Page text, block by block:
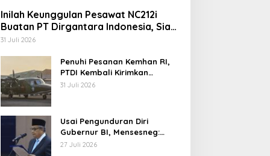
Inilah Keunggulan Pesawat NC212i
Buatan PT Dirgantara Indonesia, Siap
Dukung Berbagai Operasi TNI
31 Juli 2026
Penuhi Pesanan Kemhan RI,
PTDI Kembali Kirimkan
Pesawat NC212i ke Pangkalan
31 Juli 2026
Usai Pengunduran Diri
Gubernur BI, Mensesneg:
Segera Terbit Keppres
27 Juli 2026